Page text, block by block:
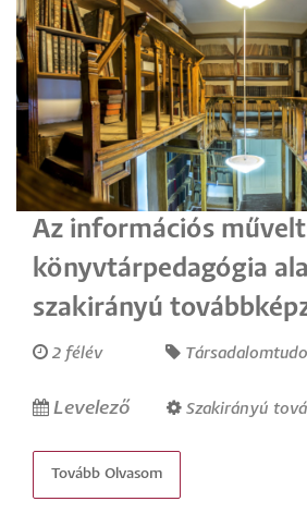
Az információs
könyvtárpedagógia
szakirányú
2 félév
Levelező Szakirányú
Tovább Olvasom